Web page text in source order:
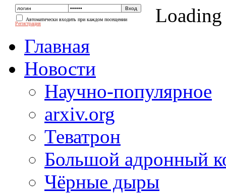
Автоматически входить при каждом посещении
Регистрация
Loading
Главная
Новости
Научно-популярное
arxiv.org
Теватрон
Большой адронный
Чёрные дыры